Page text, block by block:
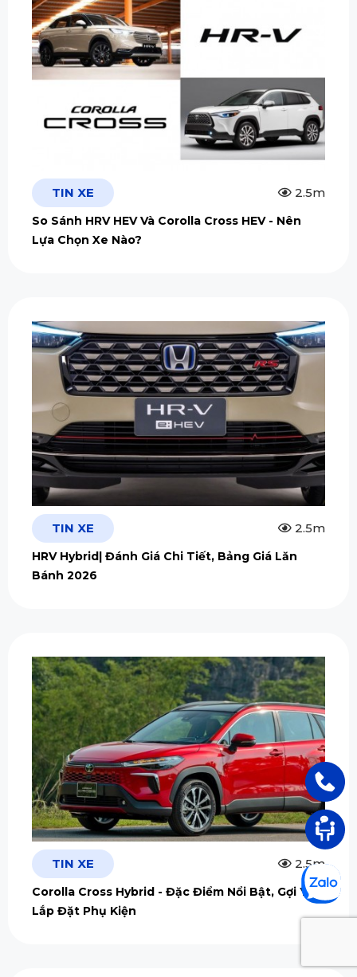
TIN XE 2.5m
So Sánh HRV HEV Và Corolla Cross HEV - Nên
Lựa Chọn Xe Nào?
TIN XE 2.5m
HRV Hybrid| Đánh Giá Chi Tiết, Bảng Giá Lăn
Bánh 2026
TIN XE 2.5m
Corolla Cross Hybrid - Đặc Điểm Nổi Bật, Gợi Ý
Lắp Đặt Phụ Kiện